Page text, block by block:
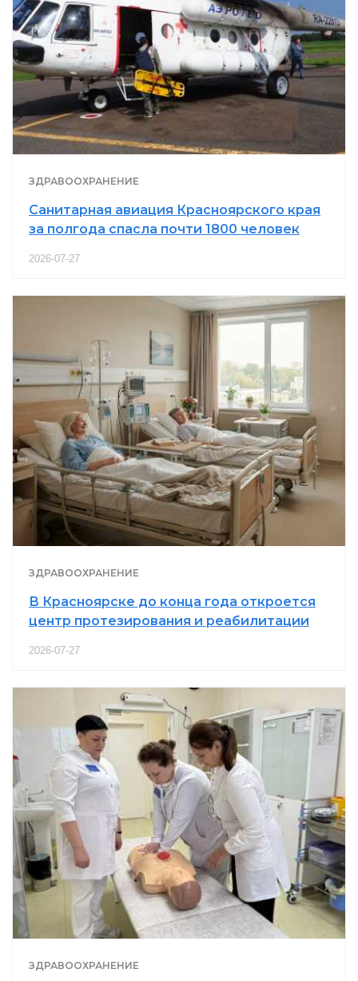
ЗДРАВООХРАНЕНИЕ
Санитарная авиация Красноярского края
за полгода спасла почти 1800 человек
2026-07-27
ЗДРАВООХРАНЕНИЕ
В Красноярске до конца года откроется
центр протезирования и реабилитации
2026-07-27
ЗДРАВООХРАНЕНИЕ